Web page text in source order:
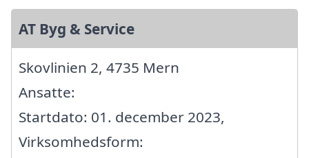
AT Byg & Service
Skovlinien 2, 4735 Mern
Ansatte:
Startdato: 01. december 2023,
Virksomhedsform: